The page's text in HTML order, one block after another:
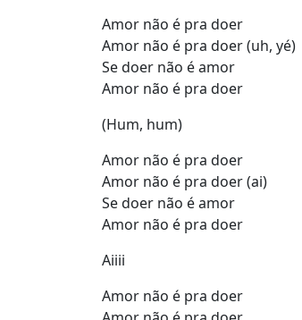
Amor não é pra doer
Amor não é pra doer (uh, yé)
Se doer não é amor
Amor não é pra doer
(Hum, hum)
Amor não é pra doer
Amor não é pra doer (ai)
Se doer não é amor
Amor não é pra doer
Aiiii
Amor não é pra doer